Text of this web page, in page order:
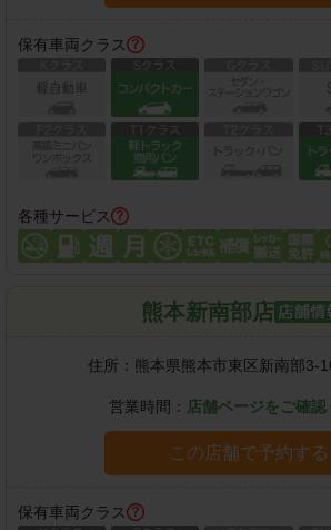
保有車両クラス
各種サービス
熊本新南部店
住所： 熊本県熊本市東区新南部3-
営業時間： 店舗ページをご確認
この店舗で予約する
保有車両クラス